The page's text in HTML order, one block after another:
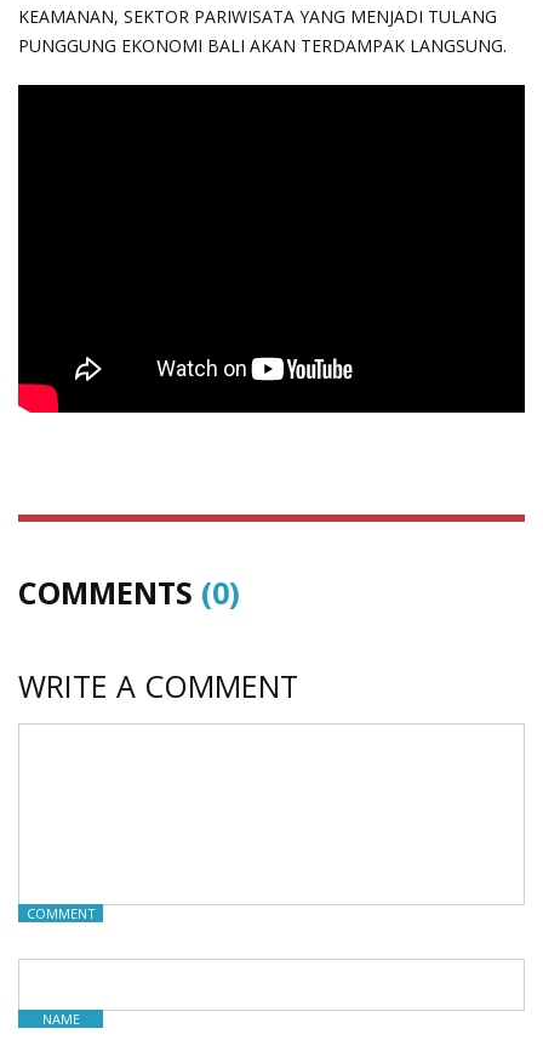
KEAMANAN, SEKTOR PARIWISATA YANG MENJADI TULANG
PUNGGUNG EKONOMI BALI AKAN TERDAMPAK LANGSUNG.
COMMENTS (0)
WRITE A COMMENT
COMMENT
NAME